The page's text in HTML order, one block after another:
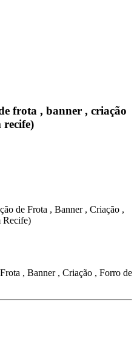
frota , banner , criação
recife)
de Frota , Banner , Criação ,
Recife)
, Banner , Criação , Forro de